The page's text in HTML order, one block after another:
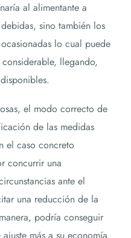
al alimentante a
sino también los
lo cual puede
llegando,
el modo correcto de
de las medidas
el caso concreto
concurrir una
ante el
una reducción de la
podría conseguir
más a su economía